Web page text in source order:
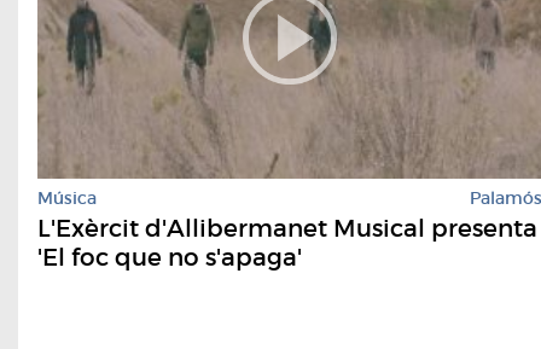
Música Palamós
L'Exèrcit d'Allibermanet Musical presenta
'El foc que no s'apaga'